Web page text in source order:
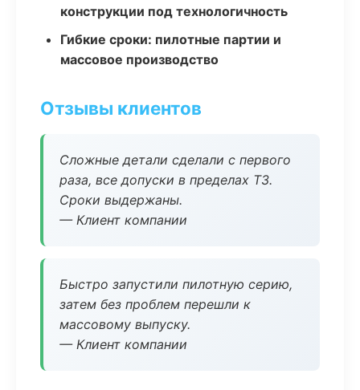
конструкции под технологичность
Гибкие сроки: пилотные партии и
массовое производство
Отзывы клиентов
Сложные детали сделали с первого
раза, все допуски в пределах ТЗ.
Сроки выдержаны.
— Клиент компании
Быстро запустили пилотную серию,
затем без проблем перешли к
массовому выпуску.
— Клиент компании